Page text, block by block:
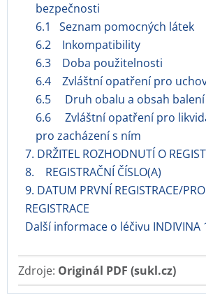
bezpečnosti
6.1 Seznam pomocných látek
6.2 Inkompatibility
6.3 Doba použitelnosti
6.4 Zvláštní opatření pro
6.5 Druh obalu a obsah balení
6.6 Zvláštní opatření pro
pro zacházení s ním
7. DRŽITEL ROZHODNUTÍ O
8. REGISTRAČNÍ ČÍSLO(A)
9. DATUM PRVNÍ REGISTRACE/
REGISTRACE
Další informace o léčivu INDIVINA
Zdroje: Originál PDF (sukl.cz)